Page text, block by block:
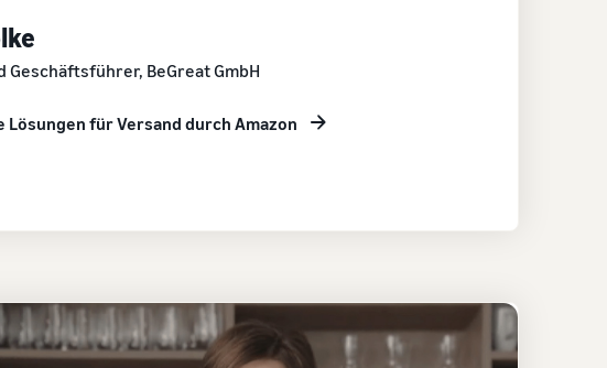
Geschäftsführer, BeGreat GmbH
Lösungen für Versand durch Amazon